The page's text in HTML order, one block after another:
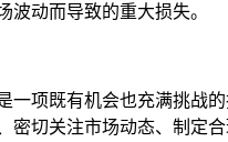
波动而导致的重大损失。
一项既有机会也充满挑战
密切关注市场动态、制定